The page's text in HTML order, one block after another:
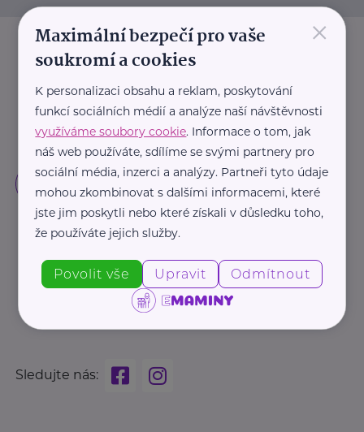
Sledujte nás:
×
Maximální bezpečí pro vaše
soukromí a cookies
K personalizaci obsahu a reklam, poskytování
funkcí sociálních médií a analýze naší návštěvnosti
využíváme soubory cookie. Informace o tom, jak
náš web používáte, sdílíme se svými partnery pro
sociální média, inzerci a analýzy. Partneři tyto údaje
mohou zkombinovat s dalšími informacemi, které
jste jim poskytli nebo které získali v důsledku toho,
že používáte jejich služby.
Povolit vše Upravit Odmítnout